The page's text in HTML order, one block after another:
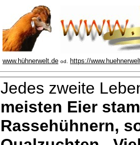
www.hühnerwelt.de od. https://
Jedes zweite
meisten Eier
Rassehühnern,